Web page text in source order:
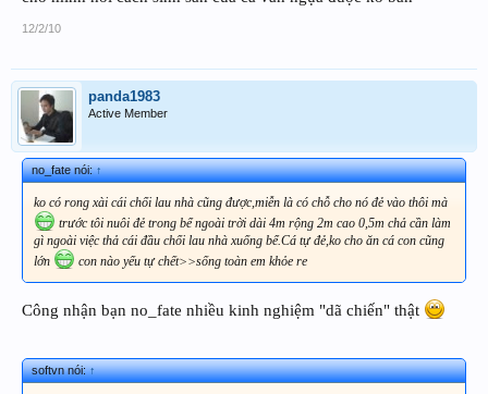
12/2/10
panda1983
Active Member
no_fate nói:↑
ko có rong xài cái chổi lau nhà cũng được,miễn là có chỗ cho nó đẻ vào thôi mà
trước tôi nuôi đẻ trong bể ngoài trời dài 4m rộng 2m cao 0,5m chả cần làm
gì ngoài việc thả cái đầu chổi lau nhà xuống bể.Cá tự đẻ,ko cho ăn cá con cũng
lớn
con nào yếu tự chết>>sống toàn em khỏe re
Công nhận bạn no_fate nhiều kinh nghiệm "dã chiến" thật
softvn nói:↑